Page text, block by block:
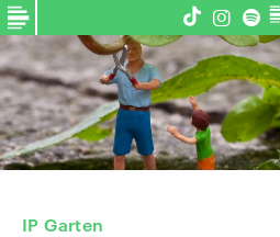
IP Garten